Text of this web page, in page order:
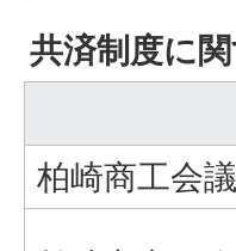
共済制度に
柏崎商工会